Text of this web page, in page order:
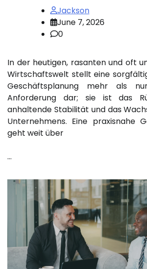
Jackson
June 7, 2026
0
In der heutigen, rasanten und oft
Wirtschaftswelt stellt eine
Geschäftsplanung mehr als
Anforderung dar; sie ist das
anhaltende Stabilität und das
Unternehmens. Eine praxisnahe
geht weit über
…